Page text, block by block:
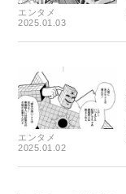
エンタメ
2025.01.03
エンタメ
2025.01.02